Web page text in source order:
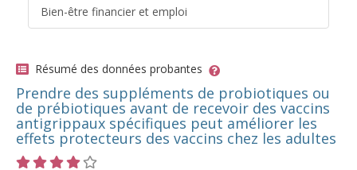
Bien-être financier et emploi
Résumé des données probantes
Prendre des suppléments de probiotiques ou
de prébiotiques avant de recevoir des vaccins
antigrippaux spécifiques peut améliorer les
effets protecteurs des vaccins chez les adultes